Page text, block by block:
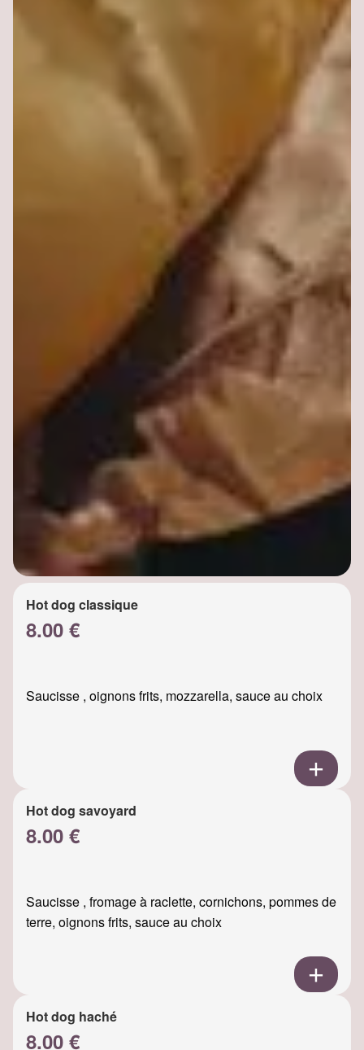
Hot dog classique
8.00 €
Saucisse , oignons frits, mozzarella, sauce au choix
Hot dog savoyard
8.00 €
Saucisse , fromage à raclette, cornichons, pommes de
terre, oignons frits, sauce au choix
Hot dog haché
8.00 €